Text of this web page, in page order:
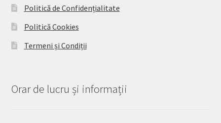
Politică de Confidențialitate
Politică Cookies
Termeni și Condiții
Orar de lucru și informații